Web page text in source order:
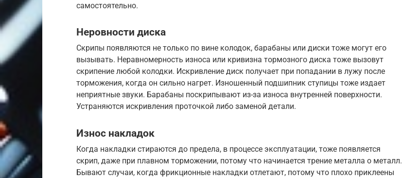
самостоятельно.
Неровности диска
Скрипы появляются не только по вине колодок, барабаны или диски тоже могут его
вызывать. Неравномерность износа или кривизна тормозного диска тоже вызовут
скрипение любой колодки. Искривление диск получает при попадании в лужу после
торможения, когда он сильно нагрет. Изношенный подшипник ступицы тоже издает
неприятные звуки. Барабаны поскрипывают из-за износа внутренней поверхности.
Устраняются искривления проточкой либо заменой детали.
Износ накладок
Когда накладки стираются до предела, в процессе эксплуатации, тоже появляется
скрип, даже при плавном торможении, потому что начинается трение металла о металл.
Бывают случаи, когда фрикционные накладки отлетают, потому что плохо приклеены